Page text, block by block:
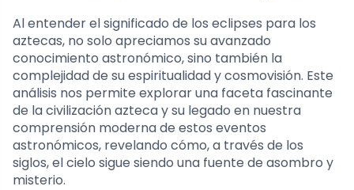
Al entender el significado de los eclipses para los
aztecas, no solo apreciamos su avanzado
conocimiento astronómico, sino también la
complejidad de su espiritualidad y cosmovisión. Este
análisis nos permite explorar una faceta fascinante
de la civilización azteca y su legado en nuestra
comprensión moderna de estos eventos
astronómicos, revelando cómo, a través de los
siglos, el cielo sigue siendo una fuente de asombro y
misterio.